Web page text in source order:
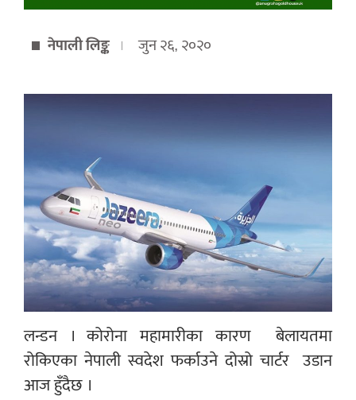
नेपाली लिङ्क जुन २६, २०२०
लन्डन । कोरोना महामारीका कारण
बेलायतमा
रोकिएका नेपाली स्वदेश फर्काउने दोस्रो चार्टर उडान
आज हुँदैछ ।